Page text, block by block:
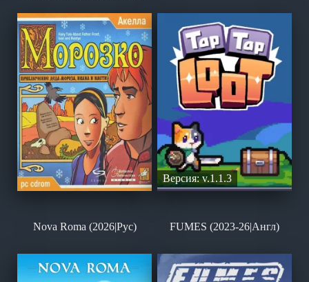
Версия: v.1.1.3
Nova Roma (2026|Рус) FUMES (2023-26|Англ)